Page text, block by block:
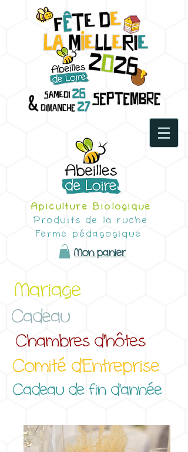
Apiculture Biologique
Produits de la ruche
Ferme pédagogique
Mon panier
Mariage
Cadeau
Chambres d'hôtes
Comité d'Entreprise
Cadeau de fin d'année